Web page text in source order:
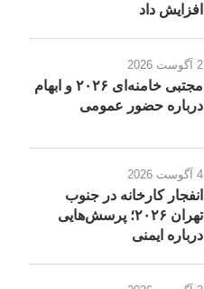
افزایش داد
2 آگوست 2026
مجتبی خامنه‌ای ۲۰۲۶ و ابهام
درباره حضور عمومی
4 آگوست 2026
انفجار کارخانه در جنوب
تهران ۲۰۲۶؛ پرسش‌هایی
درباره ایمنی